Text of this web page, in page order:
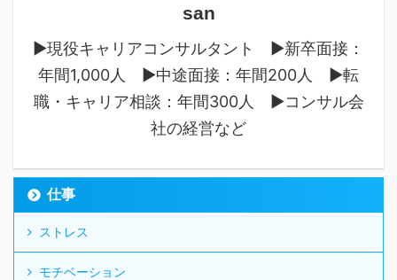
san
▶︎現役キャリアコンサルタント ▶︎新卒面接：
年間1,000人 ▶︎中途面接：年間200人 ▶︎転
職・キャリア相談：年間300人 ▶︎コンサル会
社の経営など
仕事
ストレス
モチベーション